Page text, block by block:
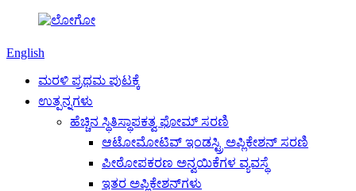
English
ಮರಳಿ ಪ್ರಥಮ ಪುಟಕ್ಕೆ
ಉತ್ಪನ್ನಗಳು
ಹೆಚ್ಚಿನ ಸ್ಥಿತಿಸ್ಥಾಪಕತ್ವ ಫೋಮ್ ಸರಣಿ
ಆಟೋಮೋಟಿವ್ ಇಂಡಸ್ಟ್ರಿ ಅಪ್ಲಿಕೇಶನ್ ಸರಣಿ
ಪೀಠೋಪಕರಣ ಅನ್ವಯಿಕೆಗಳ ವ್ಯವಸ್ಥೆ
ಇತರ ಅಪ್ಲಿಕೇಶನ್‌ಗಳು